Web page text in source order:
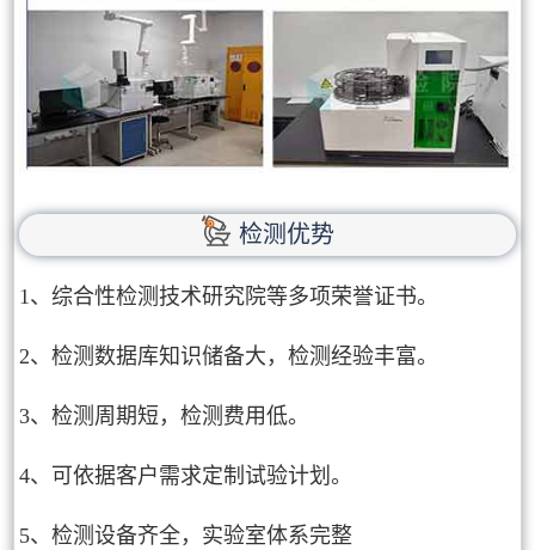
检测优势
1、综合性检测技术研究院等多项荣誉证书。
2、检测数据库知识储备大，检测经验丰富。
3、检测周期短，检测费用低。
4、可依据客户需求定制试验计划。
5、检测设备齐全，实验室体系完整